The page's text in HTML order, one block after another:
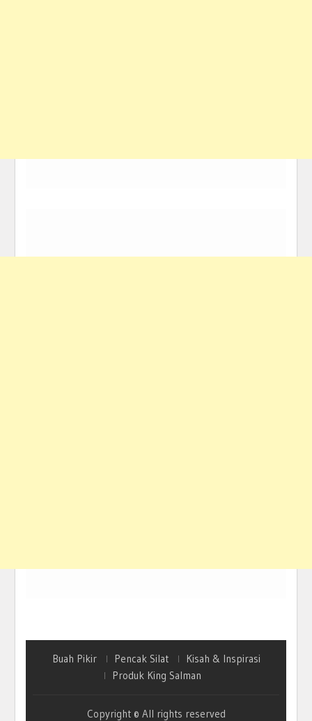
Buah Pikir Pencak Silat
Kisah & Inspirasi
Produk King Salman
Copyright © All rights reserved